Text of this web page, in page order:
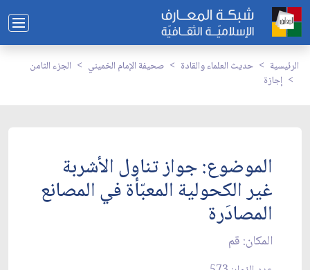
الرئيسية حديث العلماء والقادة صحيفة الإمام الخميني
الجزء الثامن
إجازة
الموضوع: جواز تناول الأشربة
غير الكحولية المعبّأة في المصانع
المصادَرة
المكان: قم‏